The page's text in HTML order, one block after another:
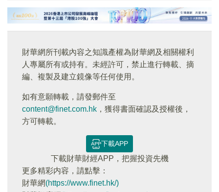
財華網所刊載內容之知識產權為財華網及相關權利
人專屬所有或持有。未經許可，禁止進行轉載、摘
編、複製及建立鏡像等任何使用。
如有意願轉載，請發郵件至
content@finet.com.hk ，獲得書面確認及授權後，
方可轉載。
下載APP
下載財華財經APP，把握投資先機
更多精彩内容，請點擊：
財華網(https://www.finet.hk/)